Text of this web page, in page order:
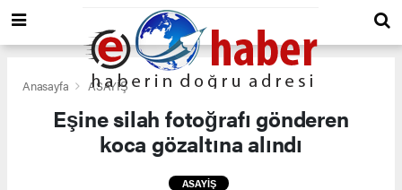
Anasayfa ASAYİŞ
Eşine silah fotoğrafı gönderen
koca gözaltına alındı
ASAYİŞ